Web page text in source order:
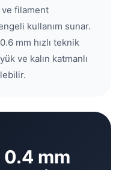
filament
kullanım sunar.
mm hızlı teknik
ve kalın katmanlı
mm